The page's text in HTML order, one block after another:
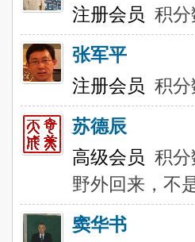
注册会员 积分
张军平
注册会员 积分
苏德辰
高级会员 积
野外回来，不
窦华书